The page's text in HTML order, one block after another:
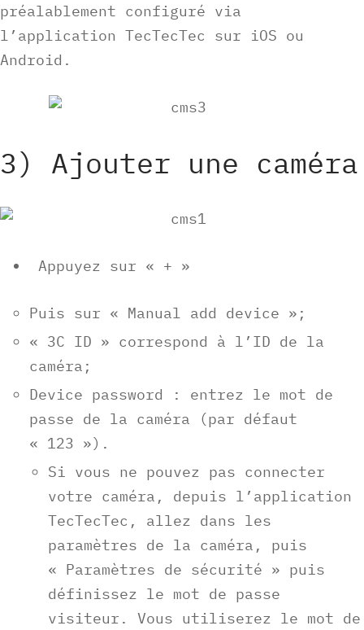
préalablement configuré via
l’application TecTecTec sur iOS ou
Android.
3) Ajouter une caméra
Appuyez sur « + »
Puis sur « Manual add device »;
« 3C ID » correspond à l’ID de la
caméra;
Device password : entrez le mot de
passe de la caméra (par défaut
« 123 »).
Si vous ne pouvez pas connecter
votre caméra, depuis l’application
TecTecTec, allez dans les
paramètres de la caméra, puis
« Paramètres de sécurité » puis
définissez le mot de passe
visiteur. Vous utiliserez le mot de